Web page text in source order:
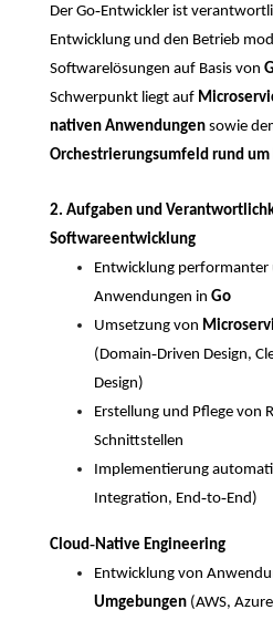
Der Go-Entwickler ist
Entwicklung und den Betrieb
Softwarelösungen auf Basis von
Schwerpunkt liegt auf
nativen Anwendungen sowie
Orchestrierungsumfeld rund um
2. Aufgaben und
Softwareentwicklung
Entwicklung performanter
Anwendungen in Go
Umsetzung von
(Domain-Driven Design,
Design)
Erstellung und Pflege von
Schnittstellen
Implementierung
Integration, End-to-End)
Cloud-Native Engineering
Entwicklung von
Umgebungen (AWS,